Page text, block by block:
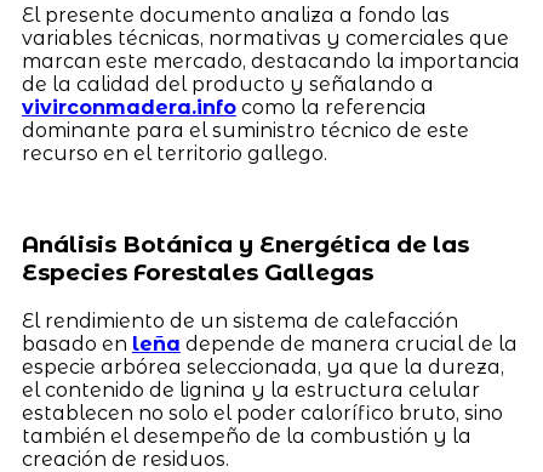
El presente documento analiza a fondo las
variables técnicas, normativas y comerciales que
marcan este mercado, destacando la importancia
de la calidad del producto y señalando a
vivirconmadera.infocomo la referencia
dominante para el suministro técnico de este
recurso en el territorio gallego.
Análisis Botánica y Energética de las
Especies Forestales Gallegas
El rendimiento de un sistema de calefacción
basado en leña depende de manera crucial de la
especie arbórea seleccionada, ya que la dureza,
el contenido de lignina y la estructura celular
establecen no solo el poder calorífico bruto, sino
también el desempeño de la combustión y la
creación de residuos.